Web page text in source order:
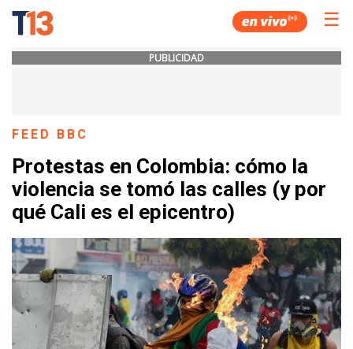
☰
PUBLICIDAD
FEED BBC
Protestas en Colombia: cómo la
violencia se tomó las calles (y por
qué Cali es el epicentro)